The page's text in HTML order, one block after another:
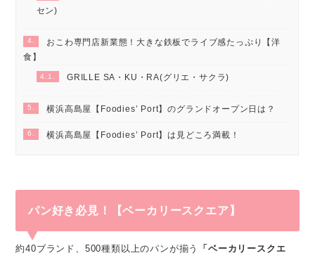
セン)
4.
おこわ専門店新業態！大きな鉄板でライブ感たっぷり【洋
食】
4.1. GRILLE SA・KU・RA(グリエ・サクラ)
5. 横浜高島屋【Foodies’ Port】のグランドオープン日は？
6. 横浜高島屋【Foodies’ Port】は見どころ満載！
パン好き必見！【ベーカリースクエア】
約40ブランド、500種類以上のパンが揃う
「ベーカリースクエ